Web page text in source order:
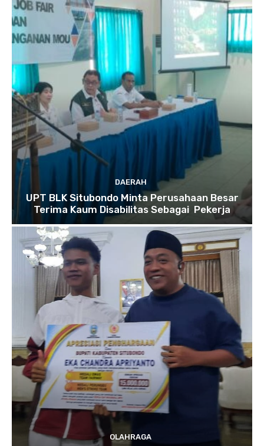
DAERAH
UPT BLK Situbondo Minta Perusahaan Besar
Terima Kaum Disabilitas Sebagai Pekerja
OLAHRAGA